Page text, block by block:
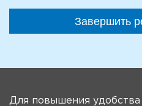
Завершить
Для повышения удобства